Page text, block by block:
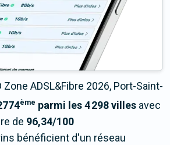
ADSL&Fibre 2026, Port-Saint-
ème parmi les 4 298 villes avec
de 96,34/100
bénéficient d'un réseau